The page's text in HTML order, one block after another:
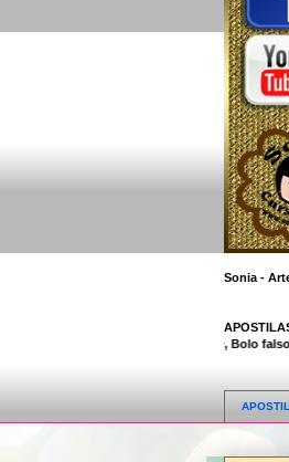
Sonia -
Animal Bambi 3D, Bolo falso,